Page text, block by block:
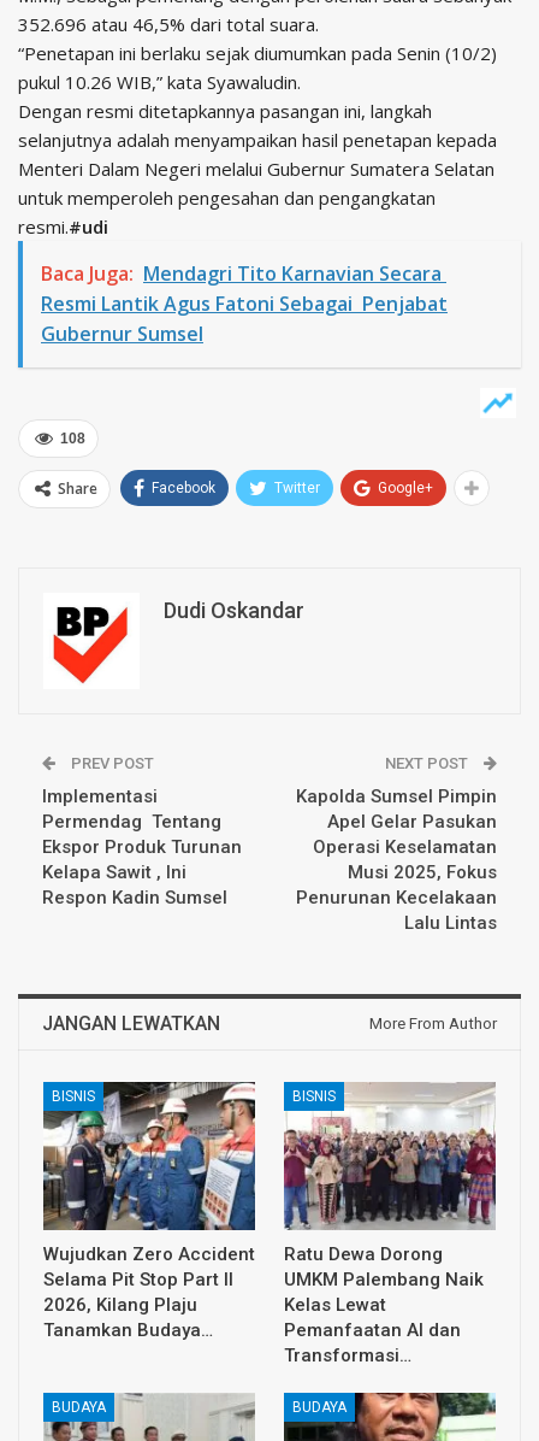
352.696 atau 46,5% dari total suara.
“Penetapan ini berlaku sejak diumumkan pada Senin (10/2)
pukul 10.26 WIB,” kata Syawaludin.
Dengan resmi ditetapkannya pasangan ini, langkah
selanjutnya adalah menyampaikan hasil penetapan kepada
Menteri Dalam Negeri melalui Gubernur Sumatera Selatan
untuk memperoleh pengesahan dan pengangkatan
resmi.#udi
Baca Juga: Mendagri Tito Karnavian Secara
Resmi Lantik Agus Fatoni Sebagai Penjabat
Gubernur Sumsel
108
Share Facebook Twitter Google+
Dudi Oskandar
PREV POST
Implementasi
Permendag Tentang
Ekspor Produk Turunan
Kelapa Sawit , Ini
Respon Kadin Sumsel
NEXT POST
Kapolda Sumsel Pimpin
Apel Gelar Pasukan
Operasi Keselamatan
Musi 2025, Fokus
Penurunan Kecelakaan
Lalu Lintas
JANGAN LEWATKAN More From Author
BISNIS
Wujudkan Zero Accident
Selama Pit Stop Part II
2026, Kilang Plaju
Tanamkan Budaya…
BISNIS
Ratu Dewa Dorong
UMKM Palembang Naik
Kelas Lewat
Pemanfaatan AI dan
Transformasi…
BUDAYA BUDAYA